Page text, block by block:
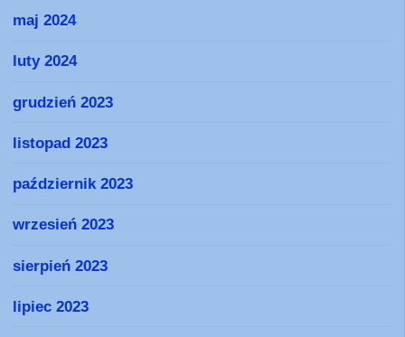
maj 2024
luty 2024
grudzień 2023
listopad 2023
październik 2023
wrzesień 2023
sierpień 2023
lipiec 2023